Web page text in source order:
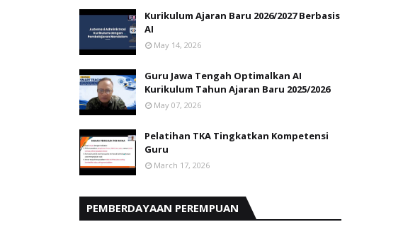
Kurikulum Ajaran Baru 2026/2027 Berbasis
AI
May 14, 2026
Guru Jawa Tengah Optimalkan AI
Kurikulum Tahun Ajaran Baru 2025/2026
May 07, 2026
Pelatihan TKA Tingkatkan Kompetensi
Guru
March 17, 2026
PEMBERDAYAAN PEREMPUAN